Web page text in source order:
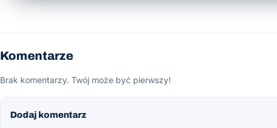
Komentarze
Brak komentarzy. Twój może być pierwszy!
Dodaj komentarz